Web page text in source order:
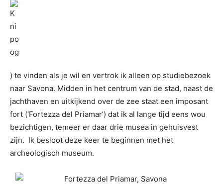
) te vinden als je wil en vertrok ik alleen op studiebezoek
naar Savona. Midden in het centrum van de stad, naast de
jachthaven en uitkijkend over de zee staat een imposant
fort (‘Fortezza del Priamar’) dat ik al lange tijd eens wou
bezichtigen, temeer er daar drie musea in gehuisvest
zijn. Ik besloot deze keer te beginnen met het
archeologisch museum.